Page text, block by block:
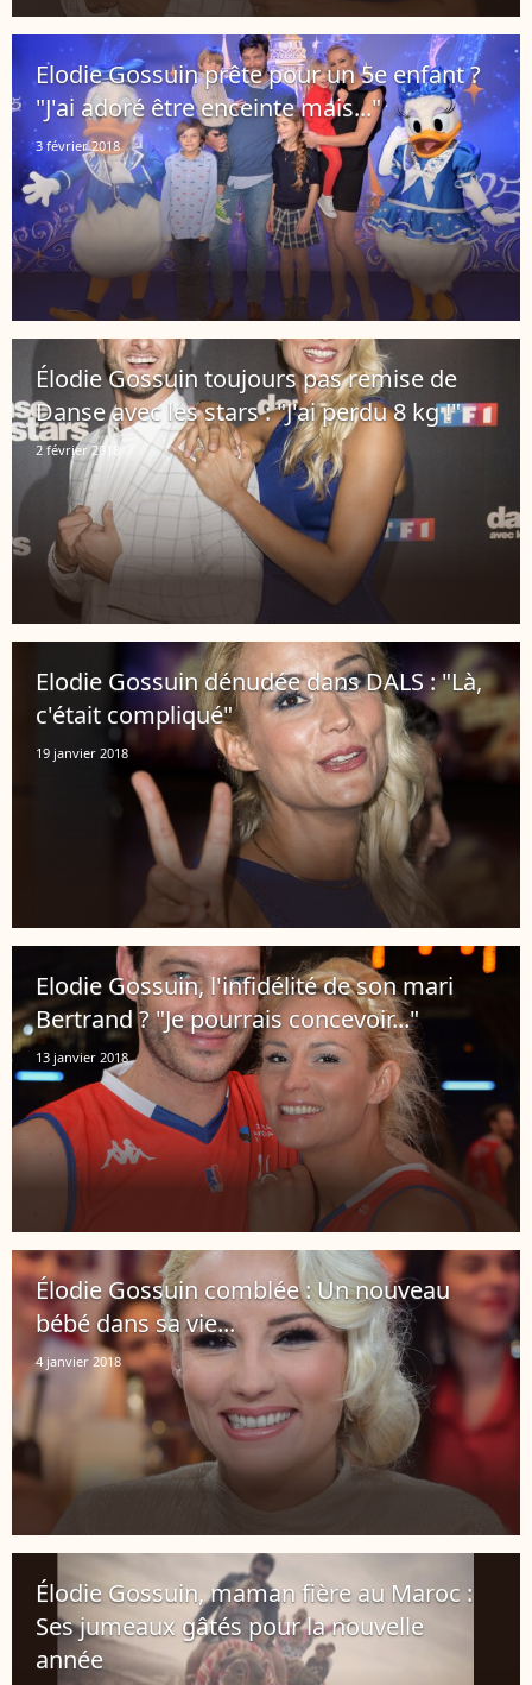
Elodie Gossuin prête pour un 5e enfant ?
"J'ai adoré être enceinte mais..."
3 février 2018
Élodie Gossuin toujours pas remise de
Danse avec les stars : "J'ai perdu 8 kg !"
2 février 2018
Elodie Gossuin dénudée dans DALS : "Là,
c'était compliqué"
19 janvier 2018
Elodie Gossuin, l'infidélité de son mari
Bertrand ? "Je pourrais concevoir..."
13 janvier 2018
Élodie Gossuin comblée : Un nouveau
bébé dans sa vie...
4 janvier 2018
Élodie Gossuin, maman fière au Maroc :
Ses jumeaux gâtés pour la nouvelle
année